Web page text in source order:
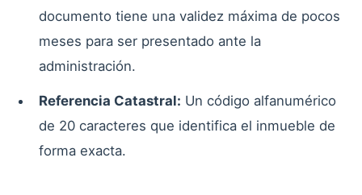
documento tiene una validez máxima de pocos
meses para ser presentado ante la
administración.
Referencia Catastral: Un código alfanumérico
de 20 caracteres que identifica el inmueble de
forma exacta.